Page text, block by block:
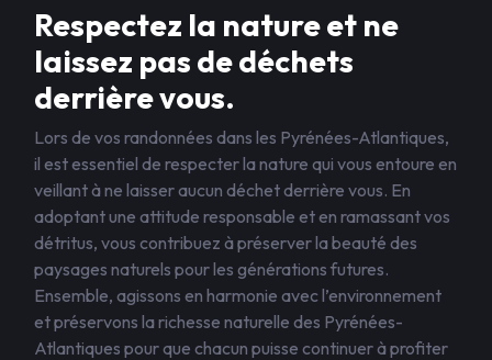
Respectez la nature et ne
laissez pas de déchets
derrière vous.
Lors de vos randonnées dans les Pyrénées-Atlantiques,
il est essentiel de respecter la nature qui vous entoure en
veillant à ne laisser aucun déchet derrière vous. En
adoptant une attitude responsable et en ramassant vos
détritus, vous contribuez à préserver la beauté des
paysages naturels pour les générations futures.
Ensemble, agissons en harmonie avec l’environnement
et préservons la richesse naturelle des Pyrénées-
Atlantiques pour que chacun puisse continuer à profiter